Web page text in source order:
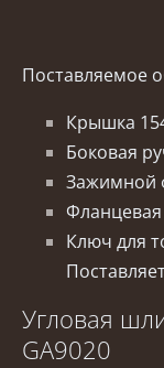
Поставляемое
Крышка
Боковая
Зажимной
Фланцевая
Ключ для
Угловая
GA9020